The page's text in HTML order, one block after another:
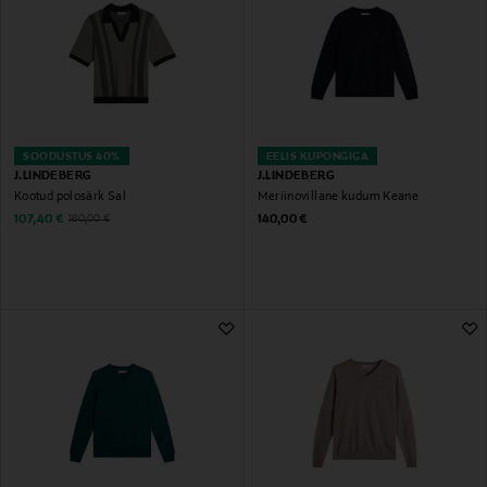
SOODUSTUS 40%
J.LINDEBERG
Kootud polosärk Sal
Discounted Price
107,40 € Original Price
180,00 €
EELIS KUPONGIGA
J.LINDEBERG
Meriinovillane kudum Keane
Original Price
140,00 €